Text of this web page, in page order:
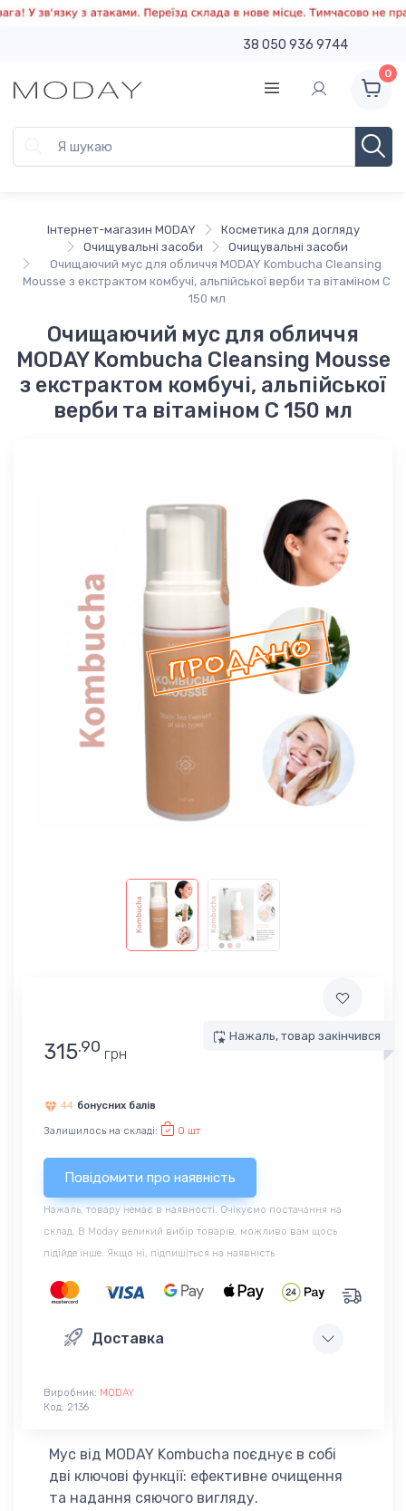
38 050 936 9744
0
Інтернет-магазин MODAY
Косметика для догляду
Очищувальні засоби
Очищувальні засоби
Очищаючий мус для обличчя MODAY Kombucha Cleansing
Mousse з екстрактом комбучі, альпійської верби та вітаміном С
150 мл
Очищаючий мус для обличчя
MODAY Kombucha Cleansing Mousse
з екстрактом комбучі, альпійської
верби та вітаміном С 150 мл
Нажаль, товар закінчився
315.90 грн
44 бонусних балів
Залишилось на складі: 0 шт
Нажаль, товару немає в наявності. Очікуємо постачання на
склад. В Moday великий вибір товарів, можливо вам щось
підійде інше. Якщо ні, підпишіться на наявність
Доставка
Виробник: MODAY
Код: 2136
Мус від MODAY Kombucha поєднує в собі
дві ключові функції: ефективне очищення
та надання сяючого вигляду.